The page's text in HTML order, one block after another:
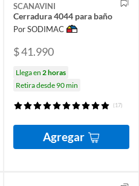
SCANAVINI
Cerradura 4044 para baño
Por SODIMAC
$ 41.990
Llega en 2 horas
Retira desde 90 min
(17)
Agregar